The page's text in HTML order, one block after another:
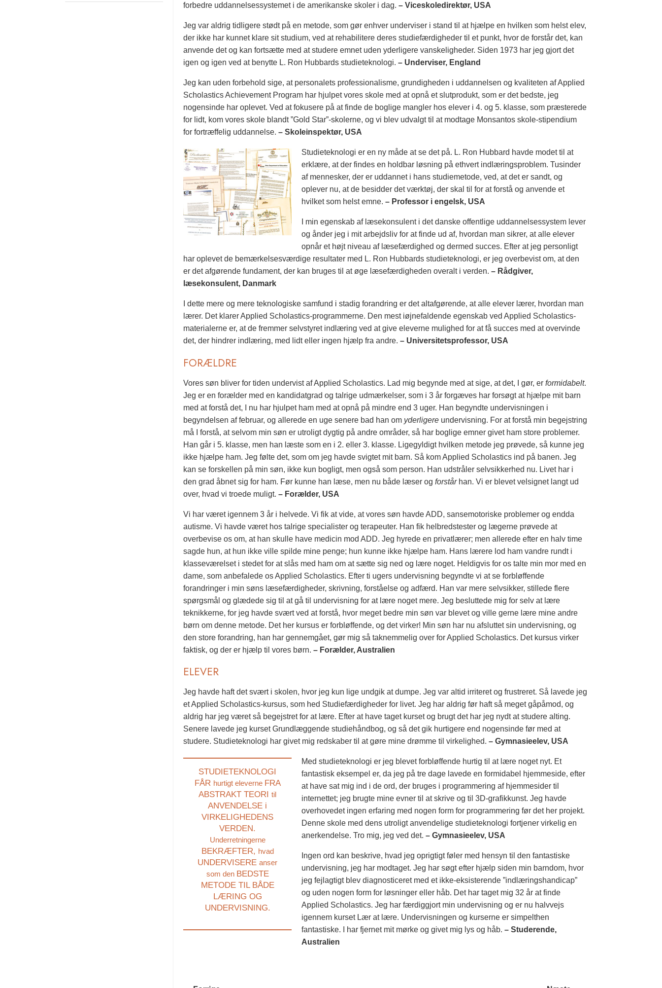
forbedre uddannelsessystemet i de amerikanske skoler i dag. – Viceskoledirektør, USA
Jeg var aldrig tidligere stødt på en metode, som gør enhver underviser i stand til at hjælpe en hvilken som helst elev,
der ikke har kunnet klare sit studium, ved at rehabilitere deres studiefærdigheder til et punkt, hvor de forstår det, kan
anvende det og kan fortsætte med at studere emnet uden yderligere vanskeligheder. Siden 1973 har jeg gjort det
igen og igen ved at benytte L. Ron Hubbards studieteknologi. – Underviser, England
Jeg kan uden forbehold sige, at personalets professionalisme, grundigheden i uddannelsen og kvaliteten af Applied
Scholastics Achievement Program har hjulpet vores skole med at opnå et slutprodukt, som er det bedste, jeg
nogensinde har oplevet. Ved at fokusere på at finde de boglige mangler hos elever i 4. og 5. klasse, som præsterede
for lidt, kom vores skole blandt ”Gold Star”-skolerne, og vi blev udvalgt til at modtage Monsantos skole-stipendium
for fortræffelig uddannelse. – Skoleinspektør, USA
Studieteknologi er en ny måde at se det på. L. Ron Hubbard havde modet til at
erklære, at der findes en holdbar løsning på ethvert indlæringsproblem. Tusinder
af mennesker, der er uddannet i hans studiemetode, ved, at det er sandt, og
oplever nu, at de besidder det værktøj, der skal til for at forstå og anvende et
hvilket som helst emne. – Professor i engelsk, USA
I min egenskab af læsekonsulent i det danske offentlige uddannelsessystem lever
og ånder jeg i mit arbejdsliv for at finde ud af, hvordan man sikrer, at alle elever
opnår et højt niveau af læsefærdighed og dermed succes. Efter at jeg personligt
har oplevet de bemærkelsesværdige resultater med L. Ron Hubbards studieteknologi, er jeg overbevist om, at den
er det afgørende fundament, der kan bruges til at øge læsefærdigheden overalt i verden. – Rådgiver,
læsekonsulent, Danmark
I dette mere og mere teknologiske samfund i stadig forandring er det altafgørende, at alle elever lærer, hvordan man
lærer. Det klarer Applied Scholastics-programmerne. Den mest iøjnefaldende egenskab ved Applied Scholastics-
materialerne er, at de fremmer selvstyret indlæring ved at give eleverne mulighed for at få succes med at overvinde
det, der hindrer indlæring, med lidt eller ingen hjælp fra andre. – Universitetsprofessor, USA
FORÆLDRE
Vores søn bliver for tiden undervist af Applied Scholastics. Lad mig begynde med at sige, at det, I gør, er formidabelt.
Jeg er en forælder med en kandidatgrad og talrige udmærkelser, som i 3 år forgæves har forsøgt at hjælpe mit barn
med at forstå det, I nu har hjulpet ham med at opnå på mindre end 3 uger. Han begyndte undervisningen i
begyndelsen af februar, og allerede en uge senere bad han om yderligere undervisning. For at forstå min begejstring
må I forstå, at selvom min søn er utroligt dygtig på andre områder, så har boglige emner givet ham store problemer.
Han går i 5. klasse, men han læste som en i 2. eller 3. klasse. Ligegyldigt hvilken metode jeg prøvede, så kunne jeg
ikke hjælpe ham. Jeg følte det, som om jeg havde svigtet mit barn. Så kom Applied Scholastics ind på banen. Jeg
kan se forskellen på min søn, ikke kun bogligt, men også som person. Han udstråler selvsikkerhed nu. Livet har i
den grad åbnet sig for ham. Før kunne han læse, men nu både læser og forstår han. Vi er blevet velsignet langt ud
over, hvad vi troede muligt. – Forælder, USA
Vi har været igennem 3 år i helvede. Vi fik at vide, at vores søn havde ADD, sansemotoriske problemer og endda
autisme. Vi havde været hos talrige specialister og terapeuter. Han fik helbredstester og lægerne prøvede at
overbevise os om, at han skulle have medicin mod ADD. Jeg hyrede en privatlærer; men allerede efter en halv time
sagde hun, at hun ikke ville spilde mine penge; hun kunne ikke hjælpe ham. Hans lærere lod ham vandre rundt i
klasseværelset i stedet for at slås med ham om at sætte sig ned og lære noget. Heldigvis for os talte min mor med en
dame, som anbefalede os Applied Scholastics. Efter ti ugers undervisning begyndte vi at se forbløffende
forandringer i min søns læsefærdigheder, skrivning, forståelse og adfærd. Han var mere selvsikker, stillede flere
spørgsmål og glædede sig til at gå til undervisning for at lære noget mere. Jeg besluttede mig for selv at lære
teknikkerne, for jeg havde svært ved at forstå, hvor meget bedre min søn var blevet og ville gerne lære mine andre
børn om denne metode. Det her kursus er forbløffende, og det virker! Min søn har nu afsluttet sin undervisning, og
den store forandring, han har gennemgået, gør mig så taknemmelig over for Applied Scholastics. Det kursus virker
faktisk, og der er hjælp til vores børn. – Forælder, Australien
ELEVER
Jeg havde haft det svært i skolen, hvor jeg kun lige undgik at dumpe. Jeg var altid irriteret og frustreret. Så lavede jeg
et Applied Scholastics-kursus, som hed Studiefærdigheder for livet. Jeg har aldrig før haft så meget gåpåmod, og
aldrig har jeg været så begejstret for at lære. Efter at have taget kurset og brugt det har jeg nydt at studere alting.
Senere lavede jeg kurset Grundlæggende studiehåndbog, og så det gik hurtigere end nogensinde før med at
studere. Studieteknologi har givet mig redskaber til at gøre mine drømme til virkelighed. – Gymnasieelev, USA
STUDIETEKNOLOGI
FÅR hurtigt eleverne FRA
ABSTRAKT TEORI til
ANVENDELSE i
VIRKELIGHEDENS
VERDEN.
Underretningerne
BEKRÆFTER, hvad
UNDERVISERE anser
som den BEDSTE
METODE TIL BÅDE
LÆRING OG
UNDERVISNING.
Med studieteknologi er jeg blevet forbløffende hurtig til at lære noget nyt. Et
fantastisk eksempel er, da jeg på tre dage lavede en formidabel hjemmeside, efter
at have sat mig ind i de ord, der bruges i programmering af hjemmesider til
internettet; jeg brugte mine evner til at skrive og til 3D-grafikkunst. Jeg havde
overhovedet ingen erfaring med nogen form for programmering før det her projekt.
Denne skole med dens utroligt anvendelige studieteknologi fortjener virkelig en
anerkendelse. Tro mig, jeg ved det. – Gymnasieelev, USA
Ingen ord kan beskrive, hvad jeg oprigtigt føler med hensyn til den fantastiske
undervisning, jeg har modtaget. Jeg har søgt efter hjælp siden min barndom, hvor
jeg fejlagtigt blev diagnosticeret med et ikke-eksisterende ”indlæringshandicap”
og uden nogen form for løsninger eller håb. Det har taget mig 32 år at finde
Applied Scholastics. Jeg har færdiggjort min undervisning og er nu halvvejs
igennem kurset Lær at lære. Undervisningen og kurserne er simpelthen
fantastiske. I har fjernet mit mørke og givet mig lys og håb. – Studerende,
Australien